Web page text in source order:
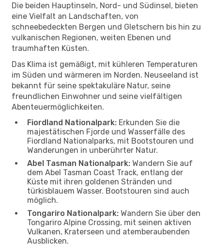
Die beiden Hauptinseln, Nord- und Südinsel, bieten
eine Vielfalt an Landschaften, von
schneebedeckten Bergen und Gletschern bis hin zu
vulkanischen Regionen, weiten Ebenen und
traumhaften Küsten.
Das Klima ist gemäßigt, mit kühleren Temperaturen
im Süden und wärmeren im Norden. Neuseeland ist
bekannt für seine spektakuläre Natur, seine
freundlichen Einwohner und seine vielfältigen
Abenteuermöglichkeiten.
Fiordland Nationalpark: Erkunden Sie die
majestätischen Fjorde und Wasserfälle des
Fiordland Nationalparks, mit Bootstouren und
Wanderungen in unberührter Natur.
Abel Tasman Nationalpark: Wandern Sie auf
dem Abel Tasman Coast Track, entlang der
Küste mit ihren goldenen Stränden und
türkisblauem Wasser. Bootstouren sind auch
möglich.
Tongariro Nationalpark: Wandern Sie über den
Tongariro Alpine Crossing, mit seinen aktiven
Vulkanen, Kraterseen und atemberaubenden
Ausblicken.